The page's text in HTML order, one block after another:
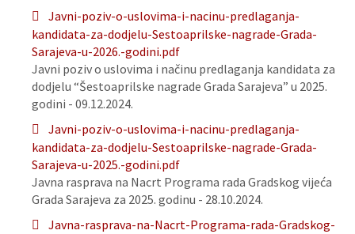
Javni-poziv-o-uslovima-i-nacinu-predlaganja-
kandidata-za-dodjelu-Sestoaprilske-nagrade-Grada-
Sarajeva-u-2026.-godini.pdf
Javni poziv o uslovima i načinu predlaganja kandidata za
dodjelu “Šestoaprilske nagrade Grada Sarajeva” u 2025.
godini - 09.12.2024.
Javni-poziv-o-uslovima-i-nacinu-predlaganja-
kandidata-za-dodjelu-Sestoaprilske-nagrade-Grada-
Sarajeva-u-2025.-godini.pdf
Javna rasprava na Nacrt Programa rada Gradskog vijeća
Grada Sarajeva za 2025. godinu - 28.10.2024.
Javna-rasprava-na-Nacrt-Programa-rada-Gradskog-